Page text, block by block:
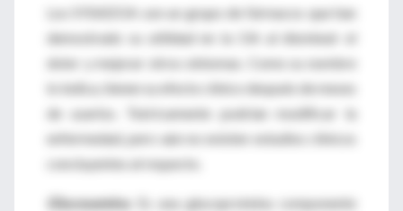
Los SYSADOA son un grupo de fármacos que han
demostrado su utilidad en la OA al disminuir el
dolor y mejorar otros síntomas. Como su nombre
lo indica, tienen su efecto clínico después de meses
de usarlos. Teóricamente podrían modificar la
enfermedad, pero aún no existen estudios clínicos
concluyentes al respecto.
Glucosamina. Es una glucoproteína componente